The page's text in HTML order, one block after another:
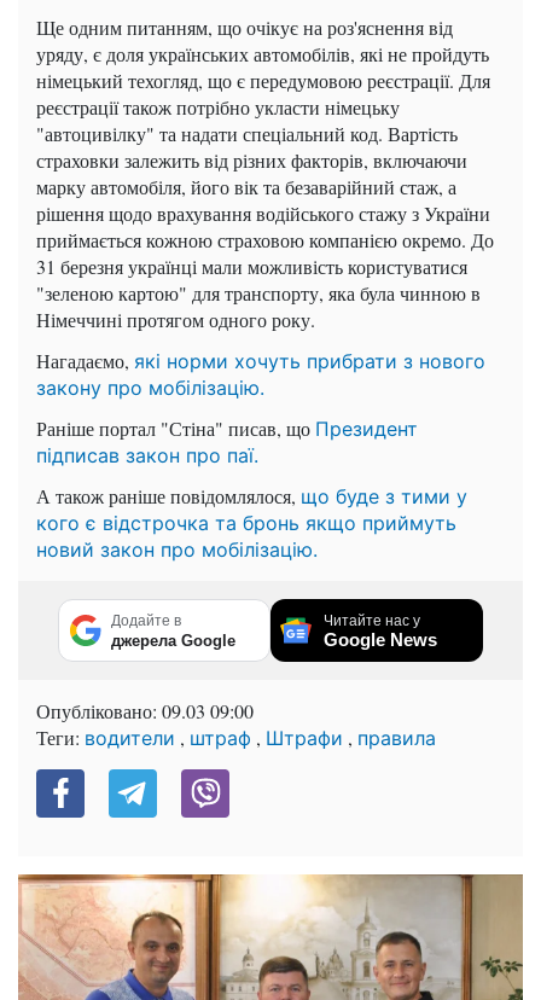
Ще одним питанням, що очікує на роз'яснення від
уряду, є доля українських автомобілів, які не пройдуть
німецький техогляд, що є передумовою реєстрації. Для
реєстрації також потрібно укласти німецьку
"автоцивілку" та надати спеціальний код. Вартість
страховки залежить від різних факторів, включаючи
марку автомобіля, його вік та безаварійний стаж, а
рішення щодо врахування водійського стажу з України
приймається кожною страховою компанією окремо. До
31 березня українці мали можливість користуватися
"зеленою картою" для транспорту, яка була чинною в
Німеччині протягом одного року.
Нагадаємо, які норми хочуть прибрати з нового
закону про мобілізацію.
Раніше портал "Стіна" писав, що Президент
підписав закон про паї.
А також раніше повідомлялося, що буде з тими у
кого є відстрочка та бронь якщо приймуть
новий закон про мобілізацію.
Додайте в
джерела Google
Читайте нас у
Google News
Опубліковано: 09.03 09:00
Теги: водители , штраф , Штрафи , правила